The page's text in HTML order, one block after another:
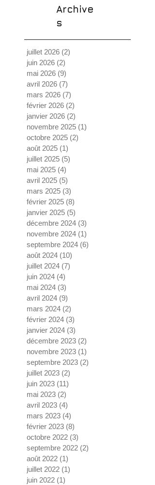
Archive
s
juillet 2026 (2)
juin 2026 (2)
mai 2026 (9)
avril 2026 (7)
mars 2026 (7)
février 2026 (2)
janvier 2026 (2)
novembre 2025 (1)
octobre 2025 (2)
août 2025 (1)
juillet 2025 (5)
mai 2025 (4)
avril 2025 (5)
mars 2025 (3)
février 2025 (8)
janvier 2025 (5)
décembre 2024 (3)
novembre 2024 (1)
septembre 2024 (6)
août 2024 (10)
juillet 2024 (7)
juin 2024 (4)
mai 2024 (3)
avril 2024 (9)
mars 2024 (2)
février 2024 (3)
janvier 2024 (3)
décembre 2023 (2)
novembre 2023 (1)
septembre 2023 (2)
juillet 2023 (2)
juin 2023 (11)
mai 2023 (2)
avril 2023 (4)
mars 2023 (4)
février 2023 (8)
octobre 2022 (3)
septembre 2022 (2)
août 2022 (1)
juillet 2022 (1)
juin 2022 (1)